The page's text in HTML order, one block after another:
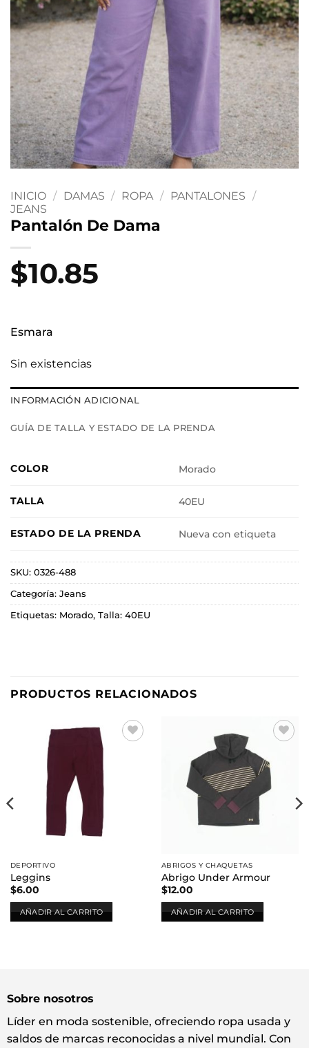
INICIO / DAMAS / ROPA / PANTALONES /
JEANS
Pantalón De Dama
$10.85
Esmara
Sin existencias
INFORMACIÓN ADICIONAL
GUÍA DE TALLA Y ESTADO DE LA PRENDA
COLOR Morado
TALLA 40EU
ESTADO DE LA PRENDA Nueva con etiqueta
SKU: 0326-488
Categoría: Jeans
Etiquetas: Morado, Talla: 40EU
PRODUCTOS RELACIONADOS
DEPORTIVO
Leggins
$6.00
AÑADIR AL CARRITO
lista de
ABRIGOS Y CHAQUETAS
Abrigo Under Armour
$12.00
AÑADIR AL CARRITO
Sobre nosotros
Líder en moda sostenible, ofreciendo ropa usada y
saldos de marcas reconocidas a nivel mundial. Con